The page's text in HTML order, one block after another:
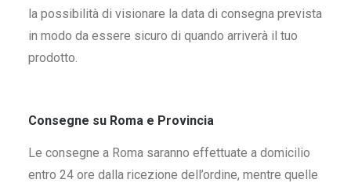
la possibilità di visionare la data di consegna prevista
in modo da essere sicuro di quando arriverà il tuo
prodotto.
Consegne su Roma e Provincia
Le consegne a Roma saranno effettuate a domicilio
entro 24 ore dalla ricezione dell’ordine, mentre quelle